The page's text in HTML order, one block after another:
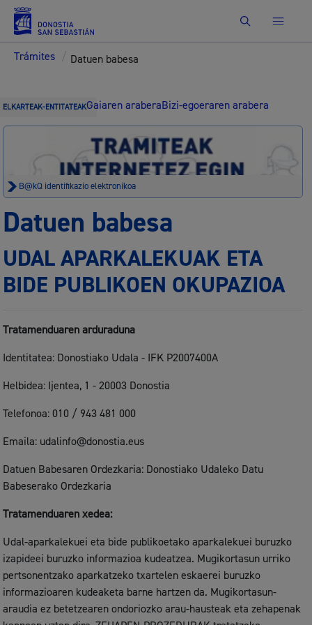
Bilatu
Trámites / Datuen babesa
ELKARTEAK-ENTITATEAKGaiaren araberaBizi-egoeraren arabera
B@kQ identifikazio elektronikoa
Datuen babesa
UDAL APARKALEKUAK ETA
BIDE PUBLIKOEN OKUPAZIOA
Tratamenduaren arduraduna
Identitatea: Donostiako Udala - IFK P2007400A
Helbidea: Ijentea, 1 - 20003 Donostia
Telefonoa: 010 / 943 481 000
Emaila: udalinfo@donostia.eus
Datuen Babesaren Ordezkaria: Donostiako Udaleko Datu
Babeserako Ordezkaria
Tratamenduaren xedea:
Udal-aparkalekuei eta bide publikoetako aparkalekuei buruzko
izapideei buruzko informazioa kudeatzea. Mugikortasun urriko
pertsonentzako aparkatzeko txartelen eskaerei buruzko
informazioaren kudeaketa barne hartzen da. Mugikortasun-
araudia ez betetzearen ondoriozko arau-hausteak eta zehapenak